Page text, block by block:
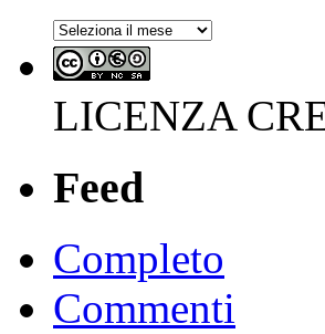
Archivi
LICENZA
Feed
Completo
Commenti